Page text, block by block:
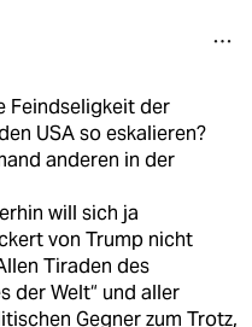
Feindseligkeit der
USA so eskalieren?
anderen in der
will sich ja
von Trump nicht
Tiraden des
der Welt“ und aller
Gegner zum Trotz,